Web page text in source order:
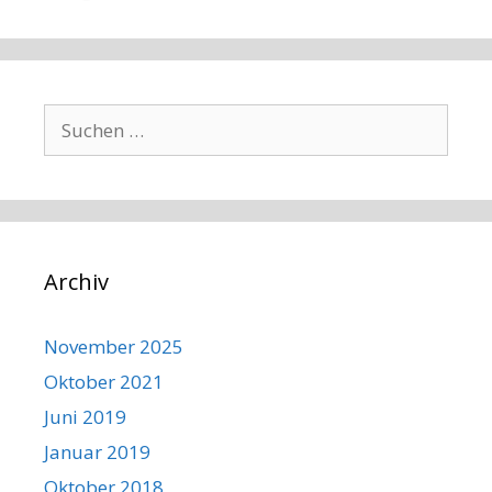
Suchen
Archiv
November 2025
Oktober 2021
Juni 2019
Januar 2019